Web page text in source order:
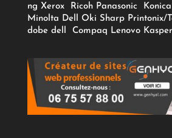
ng Xerox Ricoh Panasonic
Konica
Minolta Dell Oki Sharp Printonix/
dobe dell Compaq Lenovo